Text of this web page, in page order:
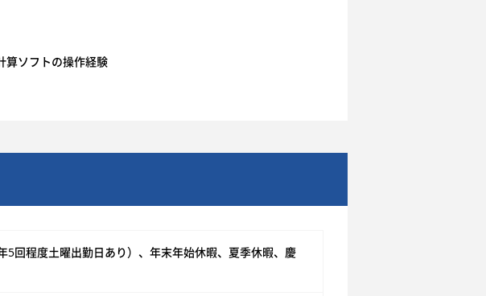
算ソフトの操作経験
回程度土曜出勤日あり）、年末年始休暇、夏季休暇、慶